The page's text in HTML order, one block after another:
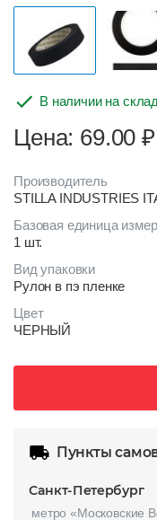
В наличии на
Цена: 69.00₽
Производитель
STILLA INDUSTRIES
Базовая единица
1 шт.
Вид упаковки
Рулон в пэ пленке
Цвет
ЧЕРНЫЙ
Пункты
Санкт-Петербург
метро «Московские